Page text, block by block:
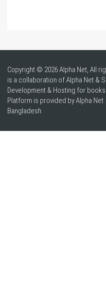
Copyright © 2026 Alpha Net, All
is a collaboration of Alpha Net &
Development & Hosting for
Platform is provided by Alpha
Bangladesh.